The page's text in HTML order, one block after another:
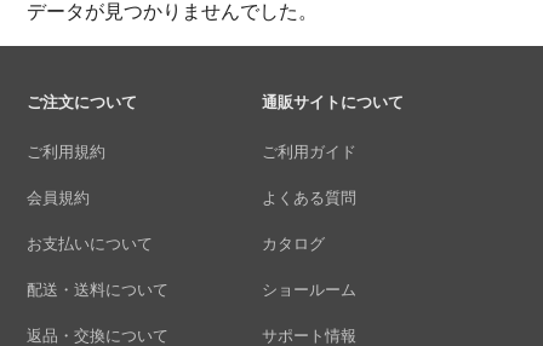
データが見つかりませんでした。
ご注文について
ご利用規約
会員規約
お支払いについて
配送・送料について
返品・交換について
通販サイトについて
ご利用ガイド
よくある質問
カタログ
ショールーム
サポート情報